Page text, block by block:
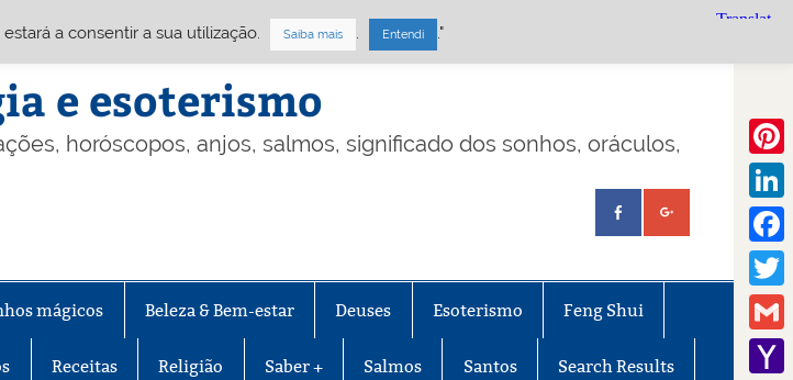
e esoterismo
horóscopos, anjos, salmos, significado dos sonhos, oráculos,
mágicos Beleza & Bem-estar Deuses Esoterismo Feng Shui
Receitas Religião Saber + Salmos Santos Search Results
Gmail
a consentir a sua utilização. Saiba mais . Entendi ."